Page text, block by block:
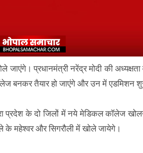
प्रधानमंत्री नरेंद्र मोदी की
बनकर तैयार हो जाएंगे और उन में एडमिशन
प्रदेश के दो जिलों में नये मेडिकल कॉलेज
के महेश्वर और सिगरौली में खोले जायेगे।